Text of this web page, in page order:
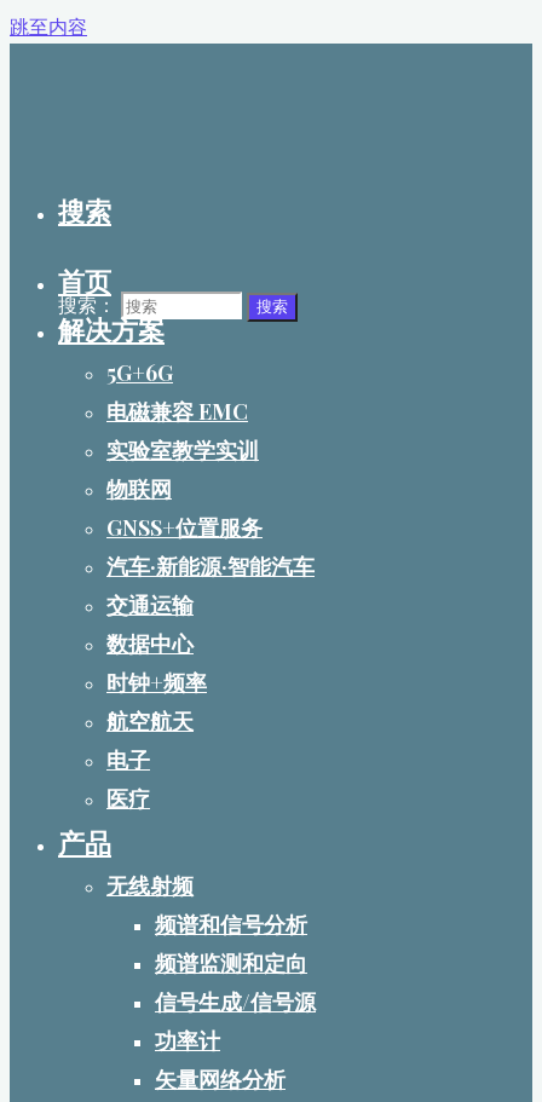
跳至内容
搜索
搜索： 搜索
首页
解决方案
5G+6G
电磁兼容 EMC
实验室教学实训
物联网
GNSS+位置服务
汽车·新能源·智能汽车
交通运输
数据中心
时钟+频率
航空航天
电子
医疗
产品
无线射频
频谱和信号分析
频谱监测和定向
信号生成/信号源
功率计
矢量网络分析